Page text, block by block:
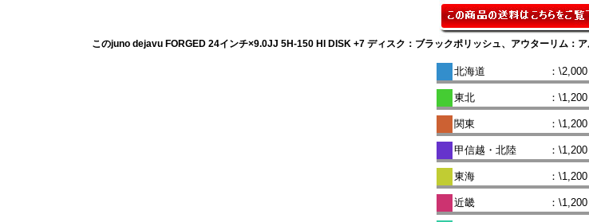
このjuno dejavu FORGED 24インチ×9.0JJ 5H-150 HI DISK +7 ディスク：ブラックポリッシュ、アウターリム：
北海道 ：\2,000
東北 ：\1,200
関東 ：\1,200
甲信越・北陸 ：\1,200
東海 ：\1,200
近畿 ：\1,200